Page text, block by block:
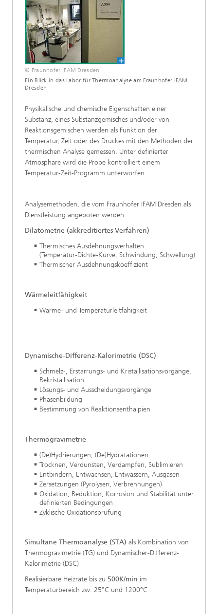
© Fraunhofer IFAM Dresden
Ein Blick in das Labor für Thermoanalyse am Fraunhofer IFAM
Dresden
Physikalische und chemische Eigenschaften einer
Substanz, eines Substanzgemisches und/oder von
Reaktionsgemischen werden als Funktion der
Temperatur, Zeit oder des Druckes mit den Methoden der
thermischen Analyse gemessen. Unter definierter
Atmosphäre wird die Probe kontrolliert einem
Temperatur-Zeit-Programm unterworfen.
Analysemethoden, die vom Fraunhofer IFAM Dresden als
Dienstleistung angeboten werden:
Dilatometrie (akkreditiertes Verfahren)
Thermisches Ausdehnungsverhalten
(Temperatur-Dichte-Kurve, Schwindung, Schwellung)
Thermischer Ausdehnungskoeffizient
Wärmeleitfähigkeit
Wärme- und Temperaturleitfähigkeit
Dynamische-Differenz-Kalorimetrie (DSC)
Schmelz-, Erstarrungs- und Kristallisationsvorgänge,
Rekristallisation
Lösungs- und Ausscheidungsvorgänge
Phasenbildung
Bestimmung von Reaktionsenthalpien
Thermogravimetrie
(De)Hydrierungen, (De)Hydratationen
Trocknen, Verdunsten, Verdampfen, Sublimieren
Entbindern, Entwachsen, Entwässern, Ausgasen
Zersetzungen (Pyrolysen, Verbrennungen)
Oxidation, Reduktion, Korrosion und Stabilität unter
definierten Bedingungen
Zyklische Oxidationsprüfung
Simultane Thermoanalyse (STA) als Kombination von
Thermogravimetrie (TG) und Dynamischer-Differenz-
Kalorimetrie (DSC)
Realisierbare Heizrate bis zu 500K/min im
Temperaturbereich zw. 25°C und 1200°C